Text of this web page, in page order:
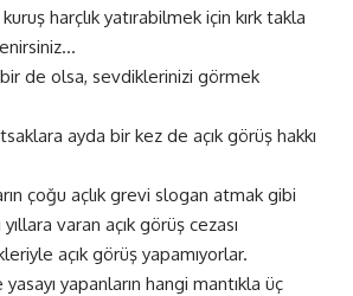
harçlık yatırabilmek için kırk takla
de olsa, sevdiklerinizi görmek
ayda bir kez de açık görüş hakkı
çoğu açlık grevi slogan atmak gibi
varan açık görüş cezası
açık görüş yapamıyorlar.
yapanların hangi mantıkla üç